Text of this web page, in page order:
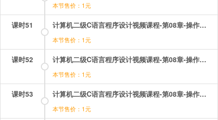
本节售价：1元
课时51 计算机二级C语言程序设计视频课程-第08章-操作：指针选择题讲解（1）.mp4
本节售价：1元
课时52 计算机二级C语言程序设计视频课程-第08章-操作：指针选择题讲解（2）.mp4
本节售价：1元
课时53 计算机二级C语言程序设计视频课程-第08章-操作：指针选择题讲解（3）.mp4
本节售价：1元